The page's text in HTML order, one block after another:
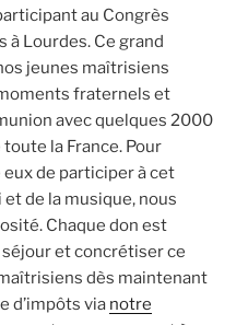
au Congrès
à Lourdes. Ce grand
jeunes maîtrisiens
fraternels et
avec quelques 2000
la France. Pour
de participer à cet
de la musique, nous
Chaque don est
et concrétiser ce
dès maintenant
d’impôts via notre